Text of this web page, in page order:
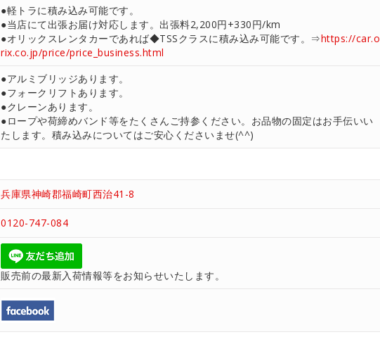
●軽トラに積み込み可能です。
●当店にて出張お届け対応します。出張料2,200円+330円/km
●オリックスレンタカーであれば◆TSSクラスに積み込み可能です。⇒https://car.o
rix.co.jp/price/price_business.html
●アルミブリッジあります。
●フォークリフトあります。
●クレーンあります。
●ロープや荷締めバンド等をたくさんご持参ください。お品物の固定はお手伝いい
たします。積み込みについてはご安心くださいませ(^^)
兵庫県神崎郡福崎町西治41-8
0120-747-084
販売前の最新入荷情報等をお知らせいたします。